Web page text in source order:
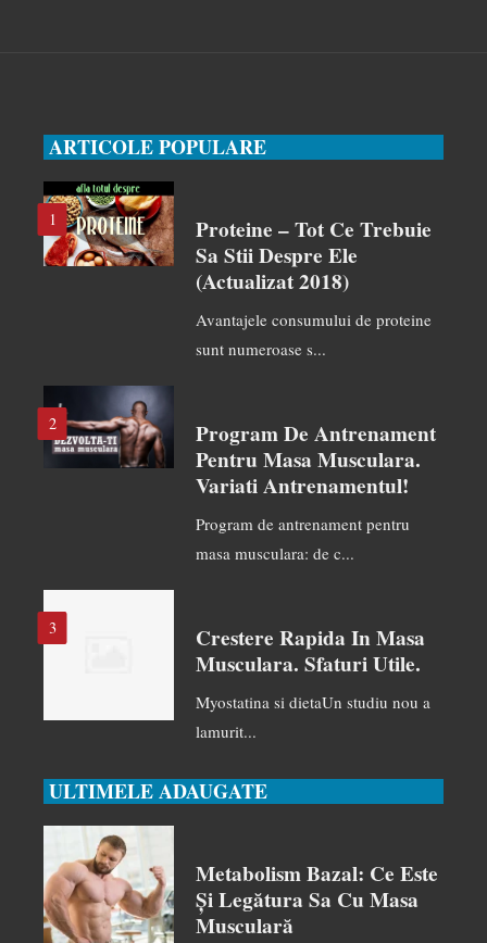
ARTICOLE POPULARE
1
Proteine – Tot Ce Trebuie
Sa Stii Despre Ele
(actualizat 2018)
Avantajele consumului de proteine
sunt numeroase s...
2
Program De Antrenament
Pentru Masa Musculara.
Variati Antrenamentul!
Program de antrenament pentru
masa musculara: de c...
3
Crestere Rapida In Masa
Musculara. Sfaturi Utile.
Myostatina si dietaUn studiu nou a
lamurit...
ULTIMELE ADAUGATE
Metabolism Bazal: Ce Este
Și Legătura Sa Cu Masa
Musculară